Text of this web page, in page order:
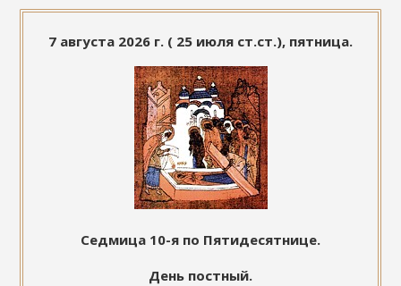
7 августа 2026 г. ( 25 июля ст.ст.), пятница.
Седмица 10-я по Пятидесятнице.
День постный.